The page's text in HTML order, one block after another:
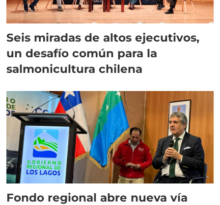
Seis miradas de altos ejecutivos,
un desafío común para la
salmonicultura chilena
Fondo regional abre nueva vía